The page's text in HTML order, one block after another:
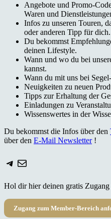
Angebote und Promo-
Waren und
Infos zu unseren Touren,
oder anderen Tipp für dich.
Du bekommst
deinen Lifestyle.
Wann und wo du bei
kannst.
Wann du mit uns bei
Neuigkeiten zu neuen
Tipps zur Erhaltung der
Einladungen zu
Wissenswertes in der
Du bekommst die Infos über den
über den E-Mail Newsletter!
Telegram
E-Mail
Hol dir hier deinen gratis
Zugang zum Member-Bereich